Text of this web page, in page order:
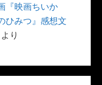
『映画ちいか
みつ』感想文
より